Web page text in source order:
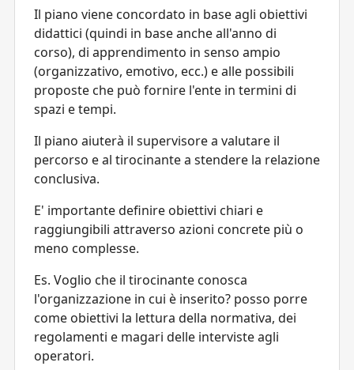
Il piano viene concordato in base agli obiettivi
didattici (quindi in base anche all'anno di
corso), di apprendimento in senso ampio
(organizzativo, emotivo, ecc.) e alle possibili
proposte che può fornire l'ente in termini di
spazi e tempi.
Il piano aiuterà il supervisore a valutare il
percorso e al tirocinante a stendere la relazione
conclusiva.
E' importante definire obiettivi chiari e
raggiungibili attraverso azioni concrete più o
meno complesse.
Es. Voglio che il tirocinante conosca
l'organizzazione in cui è inserito? posso porre
come obiettivi la lettura della normativa, dei
regolamenti e magari delle interviste agli
operatori.